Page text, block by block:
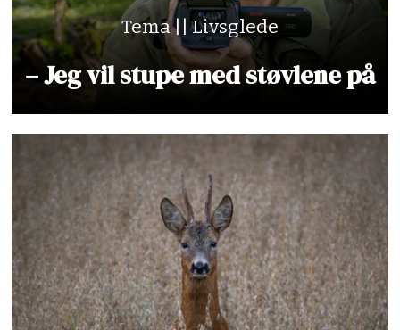
Tema || Livsglede
– Jeg vil stupe med støvlene på